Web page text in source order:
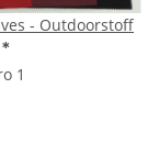
- Outdoorstoff
*
1